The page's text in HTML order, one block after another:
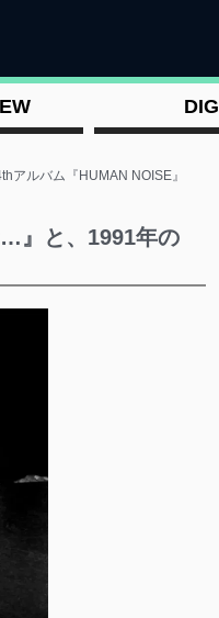
DIG
ルバム『HUMAN NOISE』
』と、1991年の